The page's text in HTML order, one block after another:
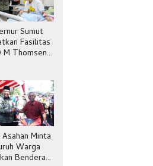
Sumut
Fasilitas
M Thomsen
Minta
Warga
Bendera